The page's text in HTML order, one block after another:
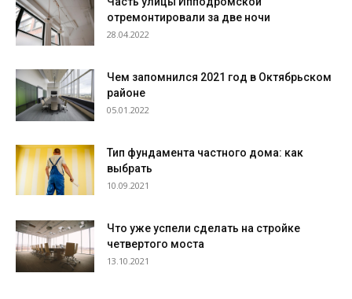
отремонтировали за две ночи
28.04.2022
Чем запомнился 2021 год в Октябрьском
районе
05.01.2022
Тип фундамента частного дома: как
выбрать
10.09.2021
Что уже успели сделать на стройке
четвертого моста
13.10.2021